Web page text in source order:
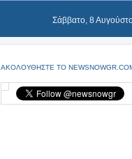
Σάββατο, 8
ΑΚΟΛΟΥΘΗΣΤΕ ΤΟ